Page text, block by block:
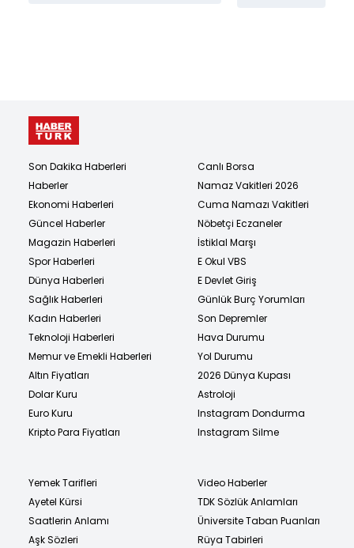
Son Dakika Haberleri
Haberler
Ekonomi Haberleri
Güncel Haberler
Magazin Haberleri
Spor Haberleri
Dünya Haberleri
Sağlık Haberleri
Kadın Haberleri
Teknoloji Haberleri
Memur ve Emekli Haberleri
Altın Fiyatları
Dolar Kuru
Euro Kuru
Kripto Para Fiyatları
Canlı Borsa
Namaz Vakitleri 2026
Cuma Namazı Vakitleri
Nöbetçi Eczaneler
İstiklal Marşı
E Okul VBS
E Devlet Giriş
Günlük Burç Yorumları
Son Depremler
Hava Durumu
Yol Durumu
2026 Dünya Kupası
Astroloji
Instagram Dondurma
Instagram Silme
Yemek Tarifleri
Ayetel Kürsi
Saatlerin Anlamı
Aşk Sözleri
Video Haberler
TDK Sözlük Anlamları
Üniversite Taban Puanları
Rüya Tabirleri